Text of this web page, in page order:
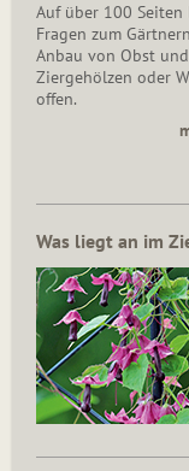
Auf über 100
Fragen zum
Anbau von Obst und
Ziergehölzen oder
offen.
Was liegt an im